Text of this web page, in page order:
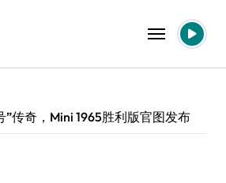
”传奇，Mini 1965胜利版官图发布